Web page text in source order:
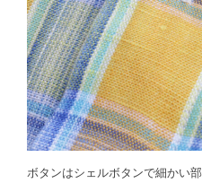
ボタンはシェルボタンで細かい